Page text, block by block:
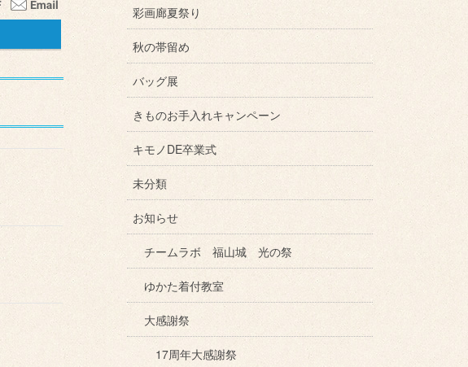
彩画廊夏祭り
秋の帯留め
バッグ展
きものお手入れキャンペーン
キモノDE卒業式
未分類
お知らせ
チームラボ 福山城 光の祭
ゆかた着付教室
大感謝祭
17周年大感謝祭